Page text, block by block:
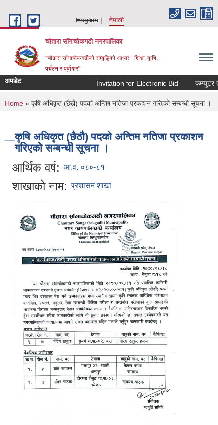
English
नेपाली
चौतारा साँगाचोकगढी नगरपालिका
"चौतारा साँगाचोकगढीको सम्बृद्धिको आधार - शिक्षा, कृषि,
पर्यटन र पूर्वाधार"
अपडेट Invitation for Electronic Bid कम्प्युटर
You are here
Home » कृषि अधिकृत (छैठौै) पदको अन्तिम नतिजा प्रकाशन गरिएको सम्बन्धी सूचना ।
कृषि अधिकृत (छैठौै) पदको अन्तिम नतिजा प्रकाशन
गरिएको सम्बन्धी सूचना ।
आर्थिक वर्ष: आ.व. ०८०-८१
शाखाको नाम: प्रशासन शाखा